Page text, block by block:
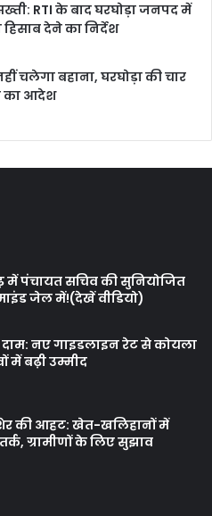
RTI के बाद घरघोड़ा जनपद में
देने का निर्देश
चलेगा बहाना, घरघोड़ा की चार
का आदेश
पंचायत सचिव की सुनियोजित
जेल में!(देखें वीडियो)
नए गाइडलाइन रेट से कोयला
में बढ़ी उम्मीद
की आहट: खेत-खलिहानों में
ग्रामीणों के लिए सुझाव